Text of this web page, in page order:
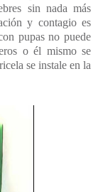
sin nada más
y contagio es
pupas no puede
o él mismo se
se instale en la